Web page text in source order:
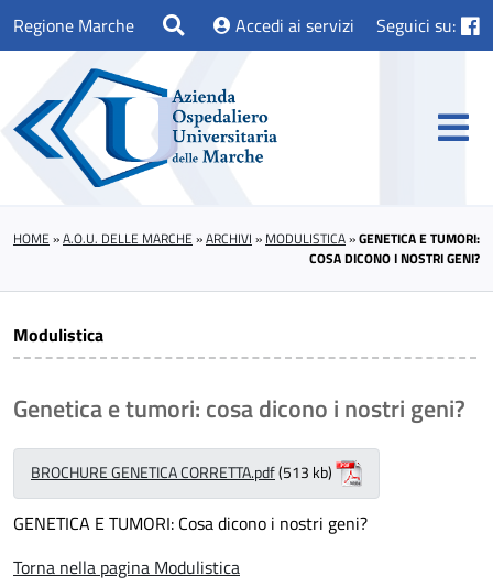
Regione Marche Accedi ai servizi Seguici su:
HOME »A.O.U. DELLE MARCHE »ARCHIVI » MODULISTICA»GENETICA E TUMORI:
COSA DICONO I NOSTRI GENI?
Modulistica
Genetica e tumori: cosa dicono i nostri geni?
BROCHURE GENETICA CORRETTA.pdf(513 kb)
GENETICA E TUMORI: Cosa dicono i nostri geni?
Torna nella pagina Modulistica